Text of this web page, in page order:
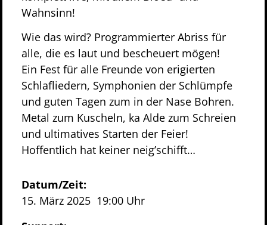
Wahnsinn!
Wie das wird? Programmierter Abriss für
alle, die es laut und bescheuert mögen!
Ein Fest für alle Freunde von erigierten
Schlafliedern, Symphonien der Schlümpfe
und guten Tagen zum in der Nase Bohren.
Metal zum Kuscheln, ka Alde zum Schreien
und ultimatives Starten der Feier!
Hoffentlich hat keiner neig’schifft…
Datum/Zeit:
15. März 2025 19:00 Uhr